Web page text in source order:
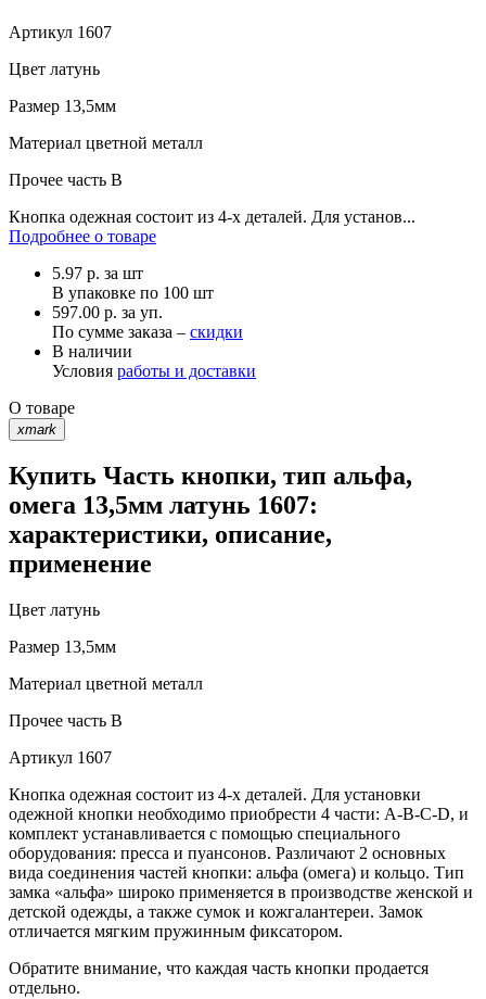
Артикул 1607
Цвет латунь
Размер 13,5мм
Материал цветной металл
Прочее часть В
Кнопка одежная состоит из 4-х деталей. Для установ...
Подробнее о товаре
5.97 р. за шт
В упаковке по 100 шт
597.00 р. за уп.
По сумме заказа – скидки
В наличии
Условия работы и доставки
О товаре
xmark
Купить Часть кнопки, тип альфа,
омега 13,5мм латунь 1607:
характеристики, описание,
применение
Цвет латунь
Размер 13,5мм
Материал цветной металл
Прочее часть В
Артикул 1607
Кнопка одежная состоит из 4-х деталей. Для установки
одежной кнопки необходимо приобрести 4 части: А-В-С-D, и
комплект устанавливается с помощью специального
оборудования: пресса и пуансонов. Различают 2 основных
вида соединения частей кнопки: альфа (омега) и кольцо. Тип
замка «альфа» широко применяется в производстве женской и
детской одежды, а также сумок и кожгалантереи. Замок
отличается мягким пружинным фиксатором.
Обратите внимание, что каждая часть кнопки продается
отдельно.